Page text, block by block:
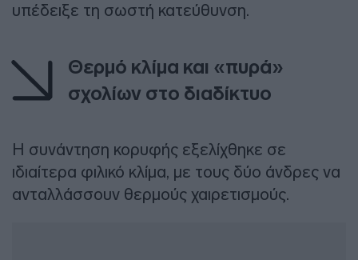
υπέδειξε τη σωστή κατεύθυνση.
Θερμό κλίμα και «πυρά»
σχολίων στο διαδίκτυο
Η συνάντηση κορυφής εξελίχθηκε σε
ιδιαίτερα φιλικό κλίμα, με τους δύο άνδρες να
ανταλλάσσουν θερμούς χαιρετισμούς.